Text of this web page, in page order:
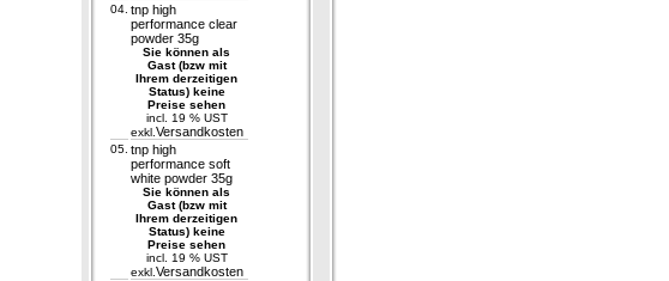
04. tnp high
performance clear
powder 35g
Sie können als
Gast (bzw mit
Ihrem derzeitigen
Status) keine
Preise sehen
incl. 19 % UST
exkl. Versandkosten
05. tnp high
performance soft
white powder 35g
Sie können als
Gast (bzw mit
Ihrem derzeitigen
Status) keine
Preise sehen
incl. 19 % UST
exkl. Versandkosten